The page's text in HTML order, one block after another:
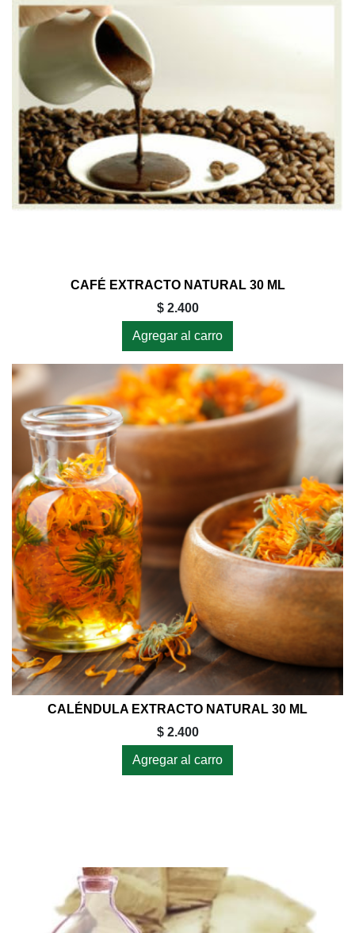
CAFÉ EXTRACTO NATURAL 30 ML
$ 2.400
Agregar al carro
CALÉNDULA EXTRACTO NATURAL 30 ML
$ 2.400
Agregar al carro